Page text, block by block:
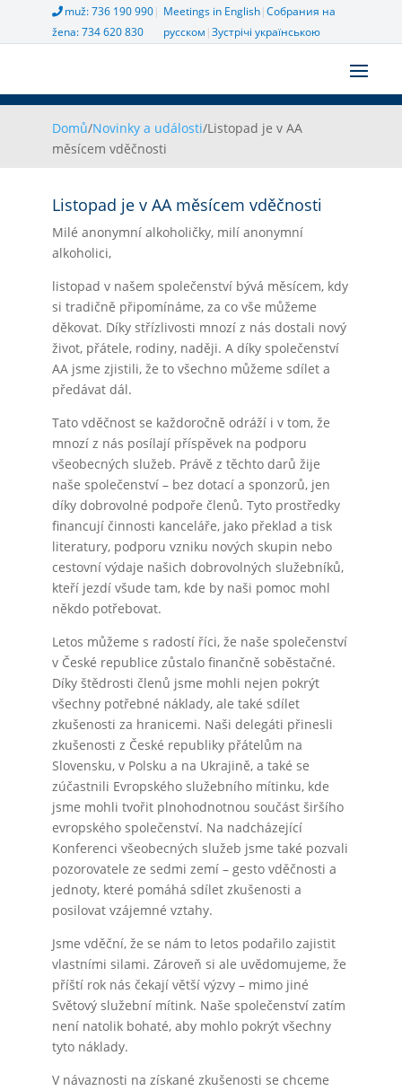
muž: 736 190 990|
žena: 734 620 830
Meetings in English|Собрания на
русском |Зустрічі українською
Domů/Novinky a události/Listopad je v AA
měsícem vděčnosti
Listopad je v AA měsícem vděčnosti
Milé anonymní alkoholičky, milí anonymní
alkoholici,
listopad v našem společenství bývá měsícem, kdy
si tradičně připomínáme, za co vše můžeme
děkovat. Díky střízlivosti mnozí z nás dostali nový
život, přátele, rodiny, naději. A díky společenství
AA jsme zjistili, že to všechno můžeme sdílet a
předávat dál.
Tato vděčnost se každoročně odráží i v tom, že
mnozí z nás posílají příspěvek na podporu
všeobecných služeb. Právě z těchto darů žije
naše společenství – bez dotací a sponzorů, jen
díky dobrovolné podpoře členů. Tyto prostředky
financují činnosti kanceláře, jako překlad a tisk
literatury, podporu vzniku nových skupin nebo
cestovní výdaje našich dobrovolných služebníků,
kteří jezdí všude tam, kde by naši pomoc mohl
někdo potřebovat.
Letos můžeme s radostí říci, že naše společenství
v České republice zůstalo finančně soběstačné.
Díky štědrosti členů jsme mohli nejen pokrýt
všechny potřebné náklady, ale také sdílet
zkušenosti za hranicemi. Naši delegáti přinesli
zkušenosti z České republiky přátelům na
Slovensku, v Polsku a na Ukrajině, a také se
zúčastnili Evropského služebního mítinku, kde
jsme mohli tvořit plnohodnotnou součást širšího
evropského společenství. Na nadcházející
Konferenci všeobecných služeb jsme také pozvali
pozorovatele ze sedmi zemí – gesto vděčnosti a
jednoty, které pomáhá sdílet zkušenosti a
posilovat vzájemné vztahy.
Jsme vděční, že se nám to letos podařilo zajistit
vlastními silami. Zároveň si ale uvědomujeme, že
příští rok nás čekají větší výzvy – mimo jiné
Světový služební mítink. Naše společenství zatím
není natolik bohaté, aby mohlo pokrýt všechny
tyto náklady.
V návaznosti na získané zkušenosti se chceme